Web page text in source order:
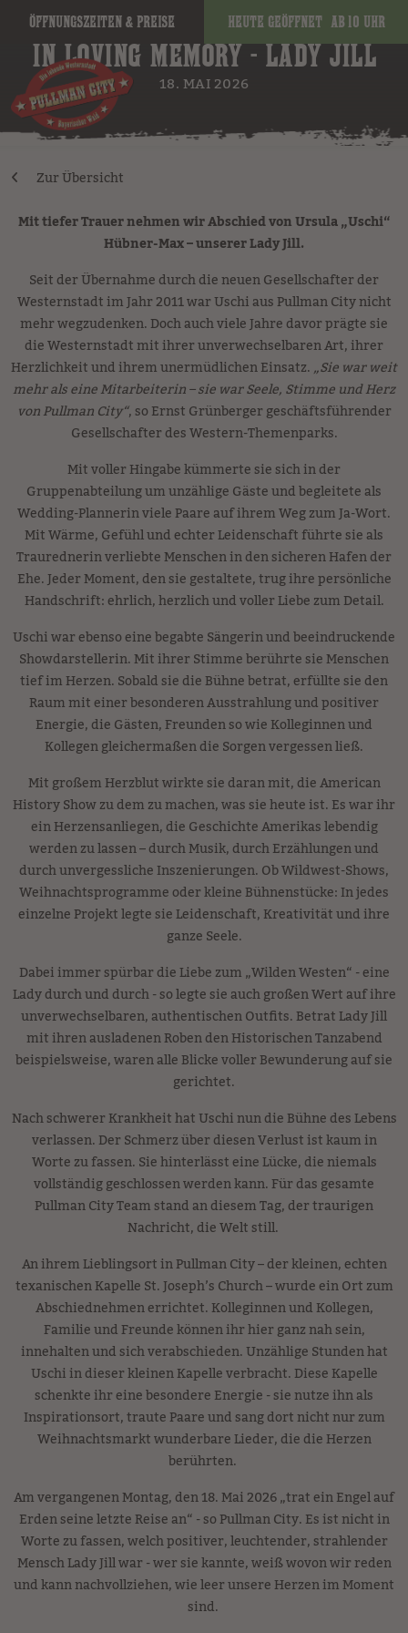
Öffnungszeiten & Preise Heute geöffnet ab 10 Uhr
IN LOVING MEMORY - LADY JILL
18. MAI 2026
Zur Übersicht
Mit tiefer Trauer nehmen wir Abschied von Ursula „Uschi“
Hübner-Max – unserer Lady Jill.
Seit der Übernahme durch die neuen Gesellschafter der
Westernstadt im Jahr 2011 war Uschi aus Pullman City nicht
mehr wegzudenken. Doch auch viele Jahre davor prägte sie
die Westernstadt mit ihrer unverwechselbaren Art, ihrer
Herzlichkeit und ihrem unermüdlichen Einsatz.„Sie war weit
mehr als eine Mitarbeiterin – sie war Seele, Stimme und Herz
von Pullman City“, so Ernst Grünberger geschäftsführender
Gesellschafter des Western-Themenparks.
Mit voller Hingabe kümmerte sie sich in der
Gruppenabteilung um unzählige Gäste und begleitete als
Wedding-Plannerin viele Paare auf ihrem Weg zum Ja-Wort.
Mit Wärme, Gefühl und echter Leidenschaft führte sie als
Traurednerin verliebte Menschen in den sicheren Hafen der
Ehe. Jeder Moment, den sie gestaltete, trug ihre persönliche
Handschrift: ehrlich, herzlich und voller Liebe zum Detail.
Uschi war ebenso eine begabte Sängerin und beeindruckende
Showdarstellerin. Mit ihrer Stimme berührte sie Menschen
tief im Herzen. Sobald sie die Bühne betrat, erfüllte sie den
Raum mit einer besonderen Ausstrahlung und positiver
Energie, die Gästen, Freunden so wie Kolleginnen und
Kollegen gleichermaßen die Sorgen vergessen ließ.
Mit großem Herzblut wirkte sie daran mit, die American
History Show zu dem zu machen, was sie heute ist. Es war ihr
ein Herzensanliegen, die Geschichte Amerikas lebendig
werden zu lassen – durch Musik, durch Erzählungen und
durch unvergessliche Inszenierungen. Ob Wildwest-Shows,
Weihnachtsprogramme oder kleine Bühnenstücke: In jedes
einzelne Projekt legte sie Leidenschaft, Kreativität und ihre
ganze Seele.
Dabei immer spürbar die Liebe zum „Wilden Westen“ - eine
Lady durch und durch - so legte sie auch großen Wert auf ihre
unverwechselbaren, authentischen Outfits. Betrat Lady Jill
mit ihren ausladenen Roben den Historischen Tanzabend
beispielsweise, waren alle Blicke voller Bewunderung auf sie
gerichtet.
Nach schwerer Krankheit hat Uschi nun die Bühne des Lebens
verlassen. Der Schmerz über diesen Verlust ist kaum in
Worte zu fassen. Sie hinterlässt eine Lücke, die niemals
vollständig geschlossen werden kann. Für das gesamte
Pullman City Team stand an diesem Tag, der traurigen
Nachricht, die Welt still.
An ihrem Lieblingsort in Pullman City – der kleinen, echten
texanischen Kapelle St. Joseph’s Church – wurde ein Ort zum
Abschiednehmen errichtet. Kolleginnen und Kollegen,
Familie und Freunde können ihr hier ganz nah sein,
innehalten und sich verabschieden. Unzählige Stunden hat
Uschi in dieser kleinen Kapelle verbracht. Diese Kapelle
schenkte ihr eine besondere Energie - sie nutze ihn als
Inspirationsort, traute Paare und sang dort nicht nur zum
Weihnachtsmarkt wunderbare Lieder, die die Herzen
berührten.
Am vergangenen Montag, den 18. Mai 2026 „trat ein Engel auf
Erden seine letzte Reise an“ - so Pullman City. Es ist nicht in
Worte zu fassen, welch positiver, leuchtender, strahlender
Mensch Lady Jill war - wer sie kannte, weiß wovon wir reden
und kann nachvollziehen, wie leer unsere Herzen im Moment
sind.